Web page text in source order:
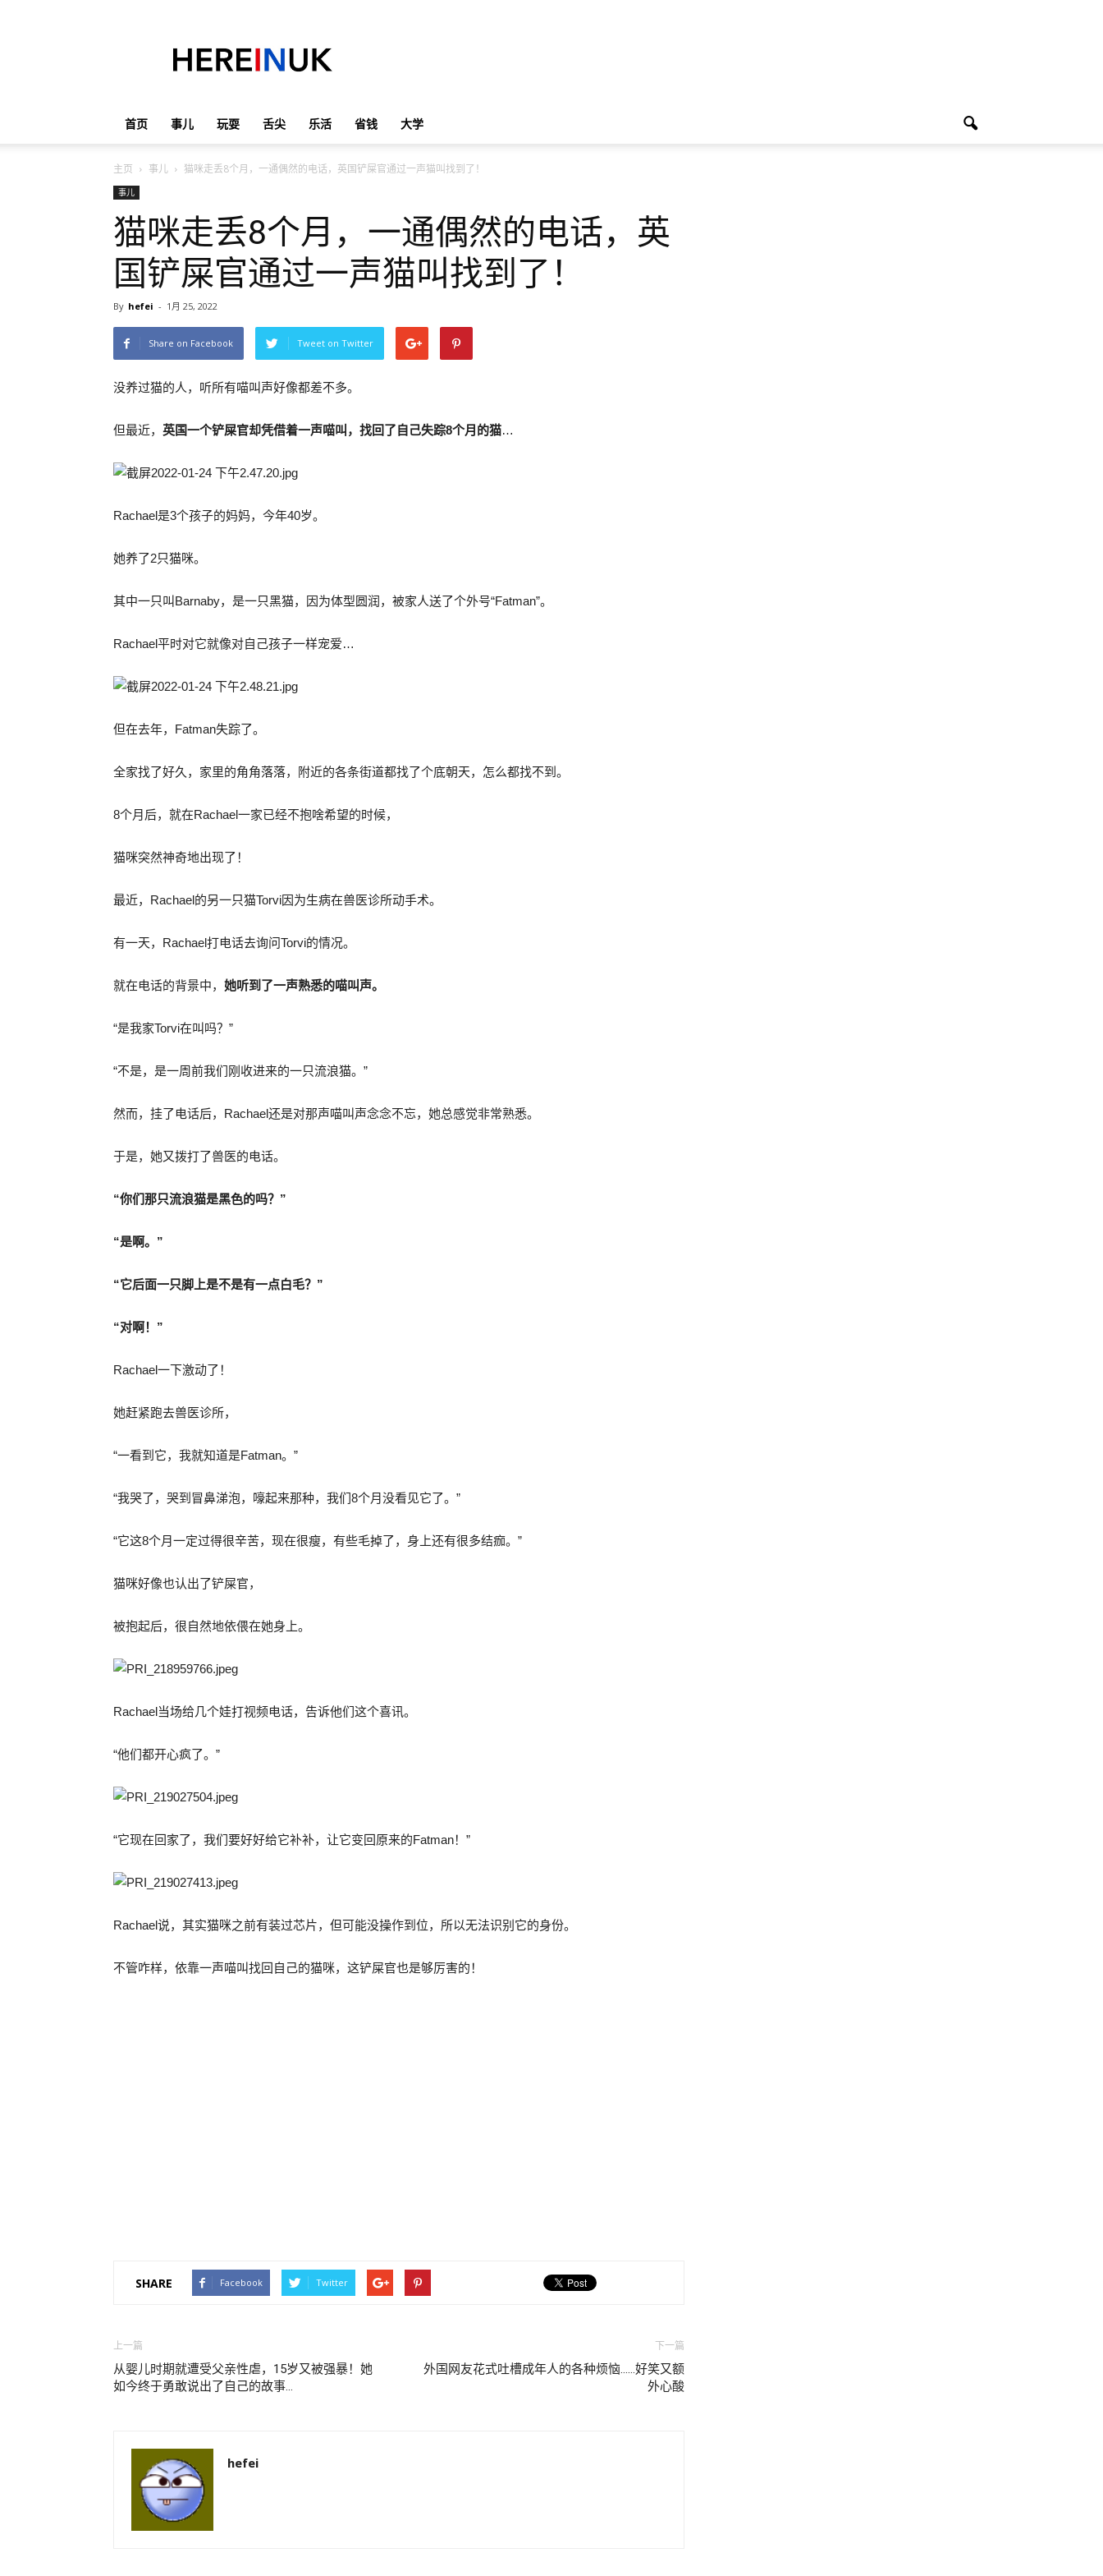
首页 事儿 玩耍 舌尖 乐活 省钱 大学
主页 事儿 猫咪走丢8个月，一通偶然的电话，英国铲屎官通过一声猫叫找到了！
事儿
猫咪走丢8个月，一通偶然的电话，英
国铲屎官通过一声猫叫找到了！
By hefei - 1月 25, 2022
Share on Facebook Tweet on Twitter
没养过猫的人，听所有喵叫声好像都差不多。
但最近， 英国一个铲屎官却凭借着一声喵叫，找回了自己失踪8个月的猫…
Rachael是3个孩子的妈妈，今年40岁。
她养了2只猫咪。
其中一只叫Barnaby，是一只黑猫，因为体型圆润，被家人送了个外号“Fatman”。
Rachael平时对它就像对自己孩子一样宠爱…
但在去年，Fatman失踪了。
全家找了好久，家里的角角落落，附近的各条街道都找了个底朝天，怎么都找不到。
8个月后，就在Rachael一家已经不抱啥希望的时候，
猫咪突然神奇地出现了！
最近，Rachael的另一只猫Torvi因为生病在兽医诊所动手术。
有一天，Rachael打电话去询问Torvi的情况。
就在电话的背景中， 她听到了一声熟悉的喵叫声。
“是我家Torvi在叫吗？”
“不是，是一周前我们刚收进来的一只流浪猫。”
然而，挂了电话后，Rachael还是对那声喵叫声念念不忘，她总感觉非常熟悉。
于是，她又拨打了兽医的电话。
“你们那只流浪猫是黑色的吗？”
“是啊。”
“它后面一只脚上是不是有一点白毛？”
“对啊！”
Rachael一下激动了！
她赶紧跑去兽医诊所，
“一看到它，我就知道是Fatman。”
“我哭了，哭到冒鼻涕泡，嚎起来那种，我们8个月没看见它了。”
“它这8个月一定过得很辛苦，现在很瘦，有些毛掉了，身上还有很多结痂。”
猫咪好像也认出了铲屎官，
被抱起后，很自然地依偎在她身上。
Rachael当场给几个娃打视频电话，告诉他们这个喜讯。
“他们都开心疯了。”
“它现在回家了，我们要好好给它补补，让它变回原来的Fatman！”
Rachael说，其实猫咪之前有装过芯片，但可能没操作到位，所以无法识别它的身份。
不管咋样，依靠一声喵叫找回自己的猫咪，这铲屎官也是够厉害的！
SHARE Facebook Twitter
上一篇
从婴儿时期就遭受父亲性虐，15岁又被强暴！她
如今终于勇敢说出了自己的故事…
下一篇
外国网友花式吐槽成年人的各种烦恼……好笑又额
外心酸
hefei